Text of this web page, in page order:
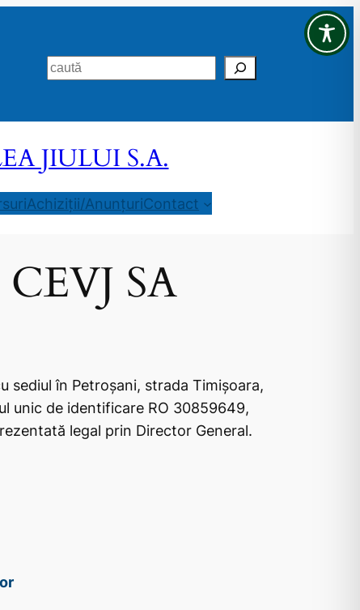
Search
JIULUI S.A.
Achiziții/AnunțuriContact
SA
sediul în Petroșani, strada Timișoara,
unic de identificare RO 30859649,
legal prin Director General.